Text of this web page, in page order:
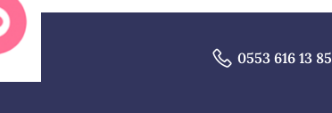
0553 616 13 85